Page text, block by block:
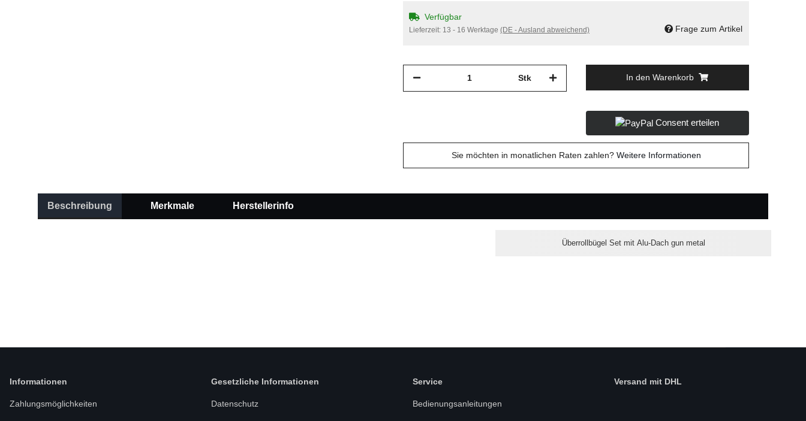
Verfügbar
Lieferzeit: 13 - 16 Werktage (DE - Ausland abweichend) Frage zum Artikel
Stk In den Warenkorb
Consent erteilen
Sie möchten in monatlichen Raten zahlen? Weitere Informationen
Beschreibung Merkmale Herstellerinfo
Überrollbügel Set mit Alu-Dach gun metal
Informationen
Zahlungsmöglichkeiten
Gesetzliche Informationen
Datenschutz
Service
Bedienungsanleitungen
Versand mit DHL